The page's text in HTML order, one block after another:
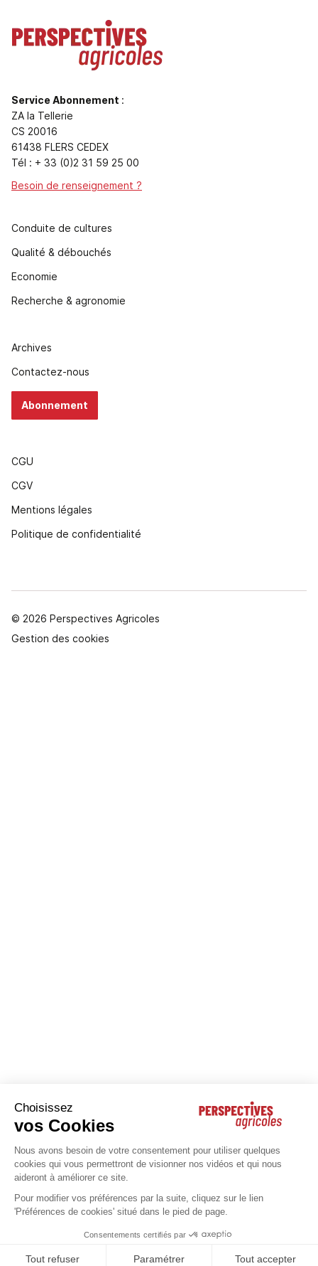
Service Abonnement :
ZA la Tellerie
CS 20016
61438 FLERS CEDEX
Tél : + 33 (0)2 31 59 25 00
Besoin de renseignement ?
Conduite de cultures
Qualité & débouchés
Economie
Recherche & agronomie
Archives
Contactez-nous
Abonnement
CGU
CGV
Mentions légales
Politique de confidentialité
© 2026 Perspectives Agricoles
Gestion des cookies